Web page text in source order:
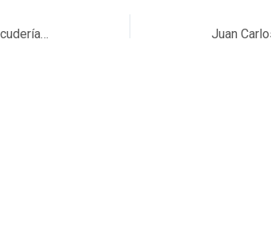
Juan Carlos Junio en La 990 – La Escudería, con Marcos Cittadini